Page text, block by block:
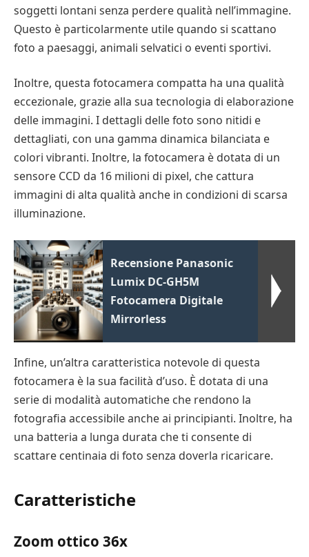
soggetti lontani senza perdere qualità nell’immagine.
Questo è particolarmente utile quando si scattano
foto a paesaggi, animali selvatici o eventi sportivi.
Inoltre, questa fotocamera compatta ha una qualità
eccezionale, grazie alla sua tecnologia di elaborazione
delle immagini. I dettagli delle foto sono nitidi e
dettagliati, con una gamma dinamica bilanciata e
colori vibranti. Inoltre, la fotocamera è dotata di un
sensore CCD da 16 milioni di pixel, che cattura
immagini di alta qualità anche in condizioni di scarsa
illuminazione.
Recensione Panasonic
Lumix DC-GH5M
Fotocamera Digitale
Mirrorless
Infine, un’altra caratteristica notevole di questa
fotocamera è la sua facilità d’uso. È dotata di una
serie di modalità automatiche che rendono la
fotografia accessibile anche ai principianti. Inoltre, ha
una batteria a lunga durata che ti consente di
scattare centinaia di foto senza doverla ricaricare.
Caratteristiche
Zoom ottico 36x